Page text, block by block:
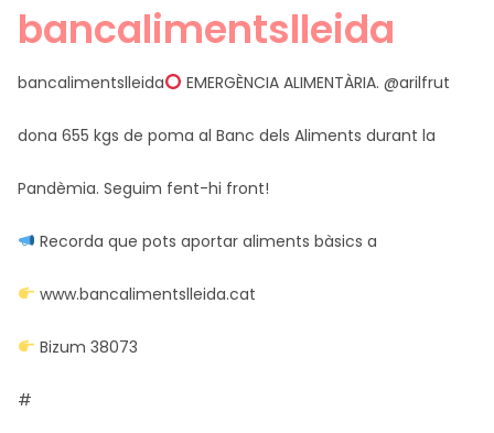
bancalimentslleida
bancalimentslleida EMERGÈNCIA ALIMENTÀRIA. @arilfrut
dona 655 kgs de poma al Banc dels Aliments durant la
Pandèmia. Seguim fent-hi front!
Recorda que pots aportar aliments bàsics a
www.bancalimentslleida.cat
Bizum 38073
#